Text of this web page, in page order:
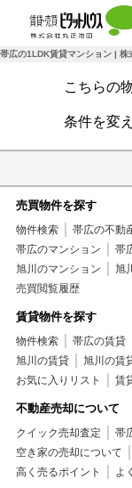
帯広の1LDK賃貸マンション | 株
こちらの
条件を変
売買物件を探す
物件検索 帯広の不動
帯広のマンション
帯
旭川のマンション
旭
売買閲覧履歴
賃貸物件を探す
物件検索 帯広の賃貸
旭川の賃貸
旭川の賃
お気に入りリスト
賃
不動産売却について
クイック売却査定 帯
空き家の売却について
高く売るポイント
よ